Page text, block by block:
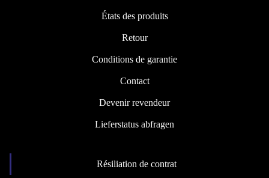
États des produits
Retour
Conditions de garantie
Contact
Devenir revendeur
Lieferstatus abfragen
Résiliation de contrat